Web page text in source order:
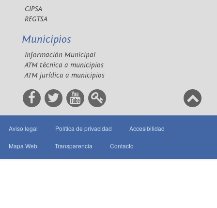
CIPSA
REGTSA
Municipios
Información Municipal
ATM técnica a municipios
ATM jurídica a municipios
Aviso legal Política de privacidad Accesibilidad
Mapa Web Transparencia Contacto